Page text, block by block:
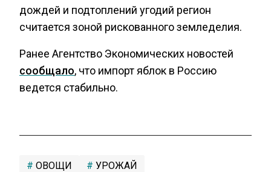
дождей и подтоплений угодий регион
считается зоной рискованного земледелия.
Ранее Агентство Экономических новостей
сообщало, что импорт яблок в Россию
ведется стабильно.
ОВОЩИ УРОЖАЙ